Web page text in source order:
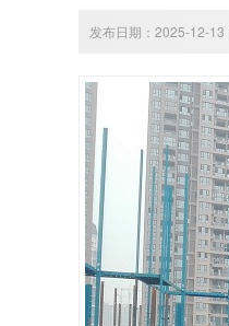
发布日期：2025-12-